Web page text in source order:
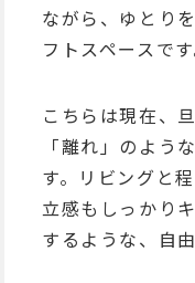
ながら、ゆとり
フトスペースです
こちらは現在、
「離れ」のよう
す。リビングと
立感もしっかり
するような、自